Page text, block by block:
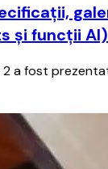
și funcții AI)
a fost